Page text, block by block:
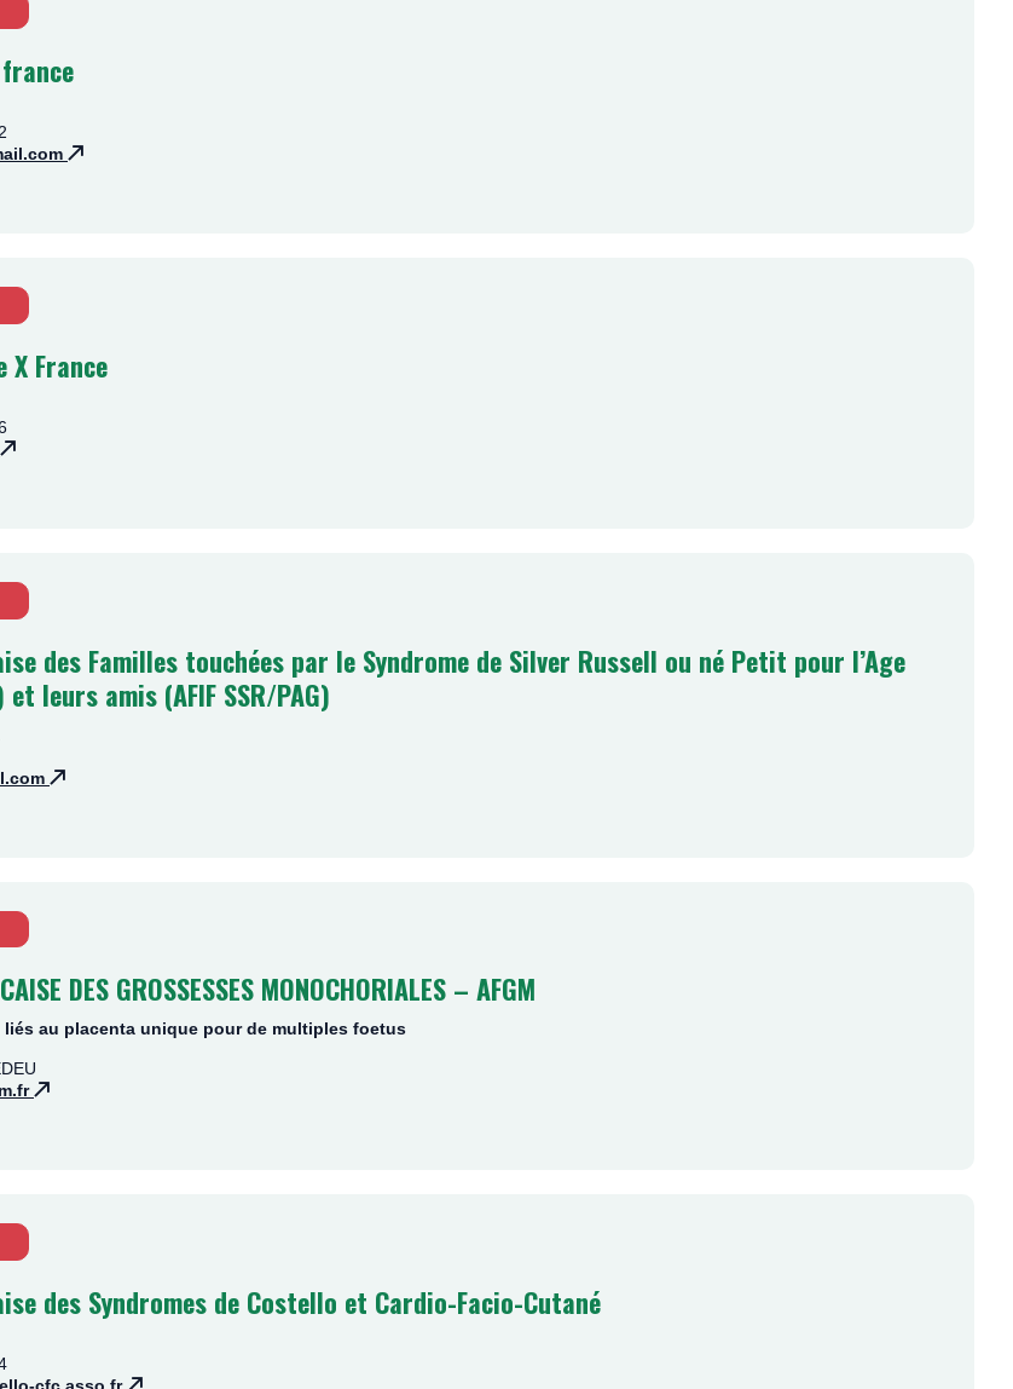
France
des Familles touchées par le Syndrome de Silver Russell ou né Petit pour l’Age
leurs amis (AFIF SSR/PAG)
DES GROSSESSES MONOCHORIALES – AFGM
au placenta unique pour de multiples foetus
des Syndromes de Costello et Cardio-Facio-Cutané
cfc.asso.fr